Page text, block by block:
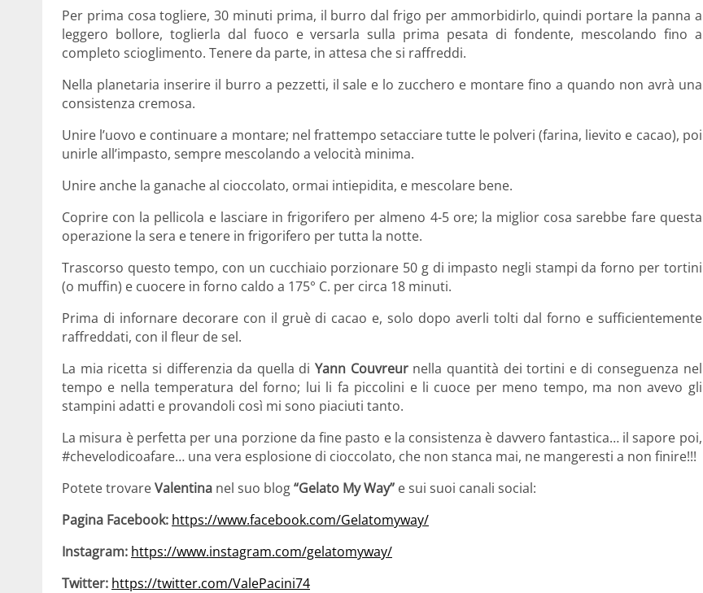
Per prima cosa togliere, 30 minuti prima, il burro dal frigo per ammorbidirlo, quindi portare la panna a
leggero bollore, toglierla dal fuoco e versarla sulla prima pesata di fondente, mescolando fino a
completo scioglimento. Tenere da parte, in attesa che si raffreddi.
Nella planetaria inserire il burro a pezzetti, il sale e lo zucchero e montare fino a quando non avrà una
consistenza cremosa.
Unire l’uovo e continuare a montare; nel frattempo setacciare tutte le polveri (farina, lievito e cacao), poi
unirle all’impasto, sempre mescolando a velocità minima.
Unire anche la ganache al cioccolato, ormai intiepidita, e mescolare bene.
Coprire con la pellicola e lasciare in frigorifero per almeno 4-5 ore; la miglior cosa sarebbe fare questa
operazione la sera e tenere in frigorifero per tutta la notte.
Trascorso questo tempo, con un cucchiaio porzionare 50 g di impasto negli stampi da forno per tortini
(o muffin) e cuocere in forno caldo a 175° C. per circa 18 minuti.
Prima di infornare decorare con il gruè di cacao e, solo dopo averli tolti dal forno e sufficientemente
raffreddati, con il fleur de sel.
La mia ricetta si differenzia da quella di Yann Couvreurnella quantità dei tortini e di conseguenza nel
tempo e nella temperatura del forno; lui li fa piccolini e li cuoce per meno tempo, ma non avevo gli
stampini adatti e provandoli così mi sono piaciuti tanto.
La misura è perfetta per una porzione da fine pasto e la consistenza è davvero fantastica… il sapore poi,
#chevelodicoafare… una vera esplosione di cioccolato, che non stanca mai, ne mangeresti a non finire!!!
Potete trovareValentina nel suo blog“Gelato My Way” e sui suoi canali social:
Pagina Facebook: https://www.facebook.com/Gelatomyway/
Instagram: https://www.instagram.com/gelatomyway/
Twitter: https://twitter.com/ValePacini74